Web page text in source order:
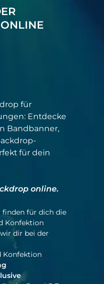
für
Entdecke
Bandbanner,
für dein
online.
finden für dich die
Konfektion
dir bei der
Konfektion